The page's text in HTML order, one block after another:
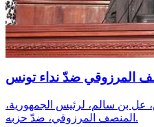
عل بن سالم، لرئيس الجمهورية،
المنصف المرزوقي، ضدّ حزبه.